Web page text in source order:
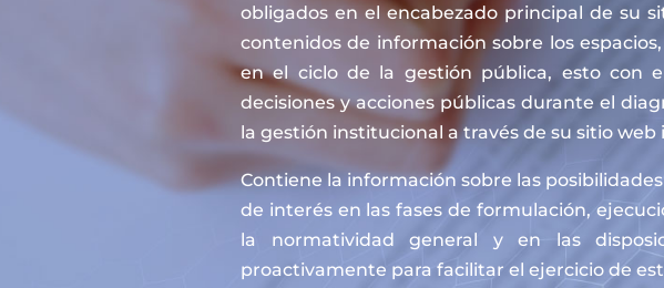
obligados en el encabezado principal de su
contenidos de información sobre los
en el ciclo de la gestión pública, esto con
decisiones y acciones públicas durante el
la gestión institucional a través de su sitio web
Contiene la información sobre las
de interés en las fases de formulación,
la normatividad general y en las
proactivamente para facilitar el ejercicio de